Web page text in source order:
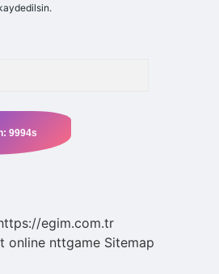
egim.com.tr
online nttgame Sitemap